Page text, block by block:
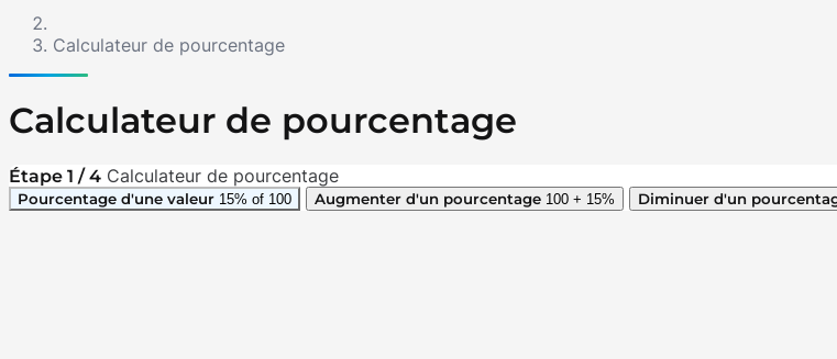
Calculateur de pourcentage
Calculateur de pourcentage
Étape 1 / 4 Calculateur de pourcentage
Pourcentage d'une valeur 15% of 100 Augmenter d'un pourcentage 100 + 15% Diminuer d'un